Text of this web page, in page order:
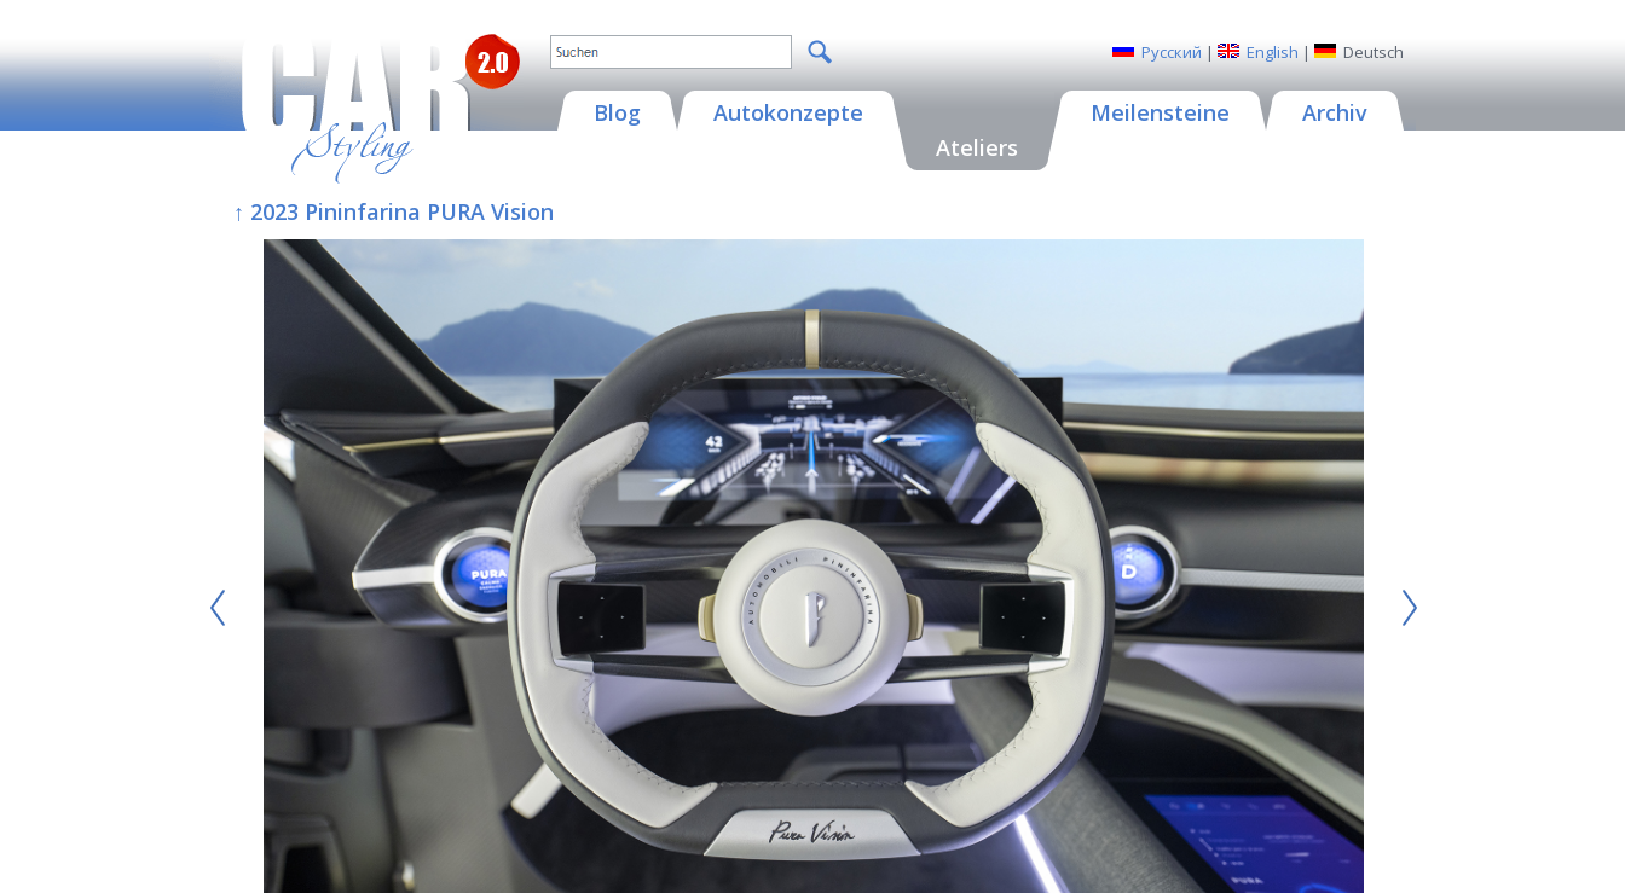
Русский | English | Deutsch
Blog
Autokonzepte
Ateliers
Meilensteine Archiv
↑ 2023 Pininfarina PURA Vision